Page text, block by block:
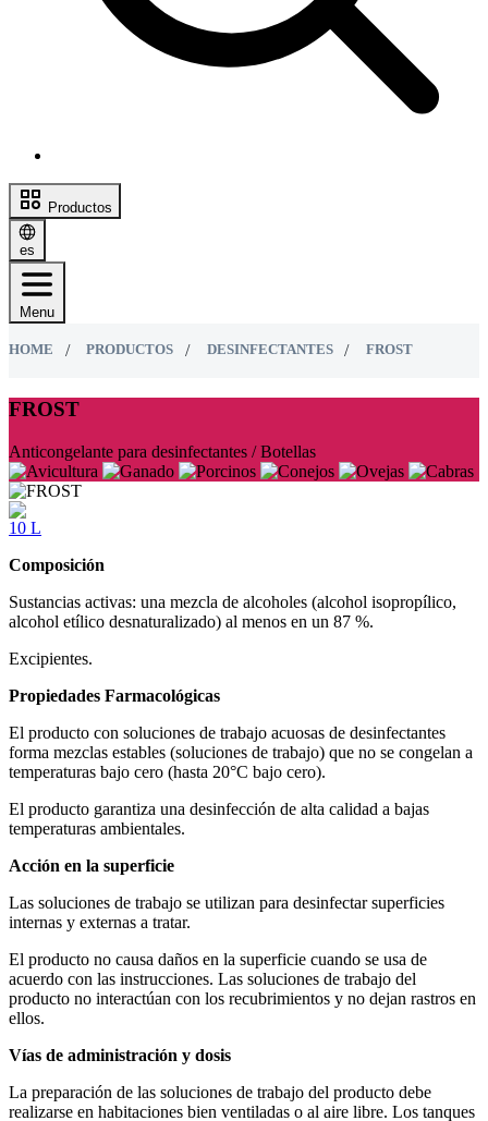
Productos
es
Menu
HOME PRODUCTOS DESINFECTANTES FROST
FROST
Anticongelante para desinfectantes / Botellas
10 L
Composición
Sustancias activas: una mezcla de alcoholes (alcohol isopropílico,
alcohol etílico desnaturalizado) al menos en un 87 %.
Excipientes.
Propiedades Farmacológicas
El producto con soluciones de trabajo acuosas de desinfectantes
forma mezclas estables (soluciones de trabajo) que no se congelan a
temperaturas bajo cero (hasta 20°С bajo cero).
El producto garantiza una desinfección de alta calidad a bajas
temperaturas ambientales.
Acción en la superficie
Las soluciones de trabajo se utilizan para desinfectar superficies
internas y externas a tratar.
El producto no causa daños en la superficie cuando se usa de
acuerdo con las instrucciones. Las soluciones de trabajo del
producto no interactúan con los recubrimientos y no dejan rastros en
ellos.
Vías de administración y dosis
La preparación de las soluciones de trabajo del producto debe
realizarse en habitaciones bien ventiladas o al aire libre. Los tanques